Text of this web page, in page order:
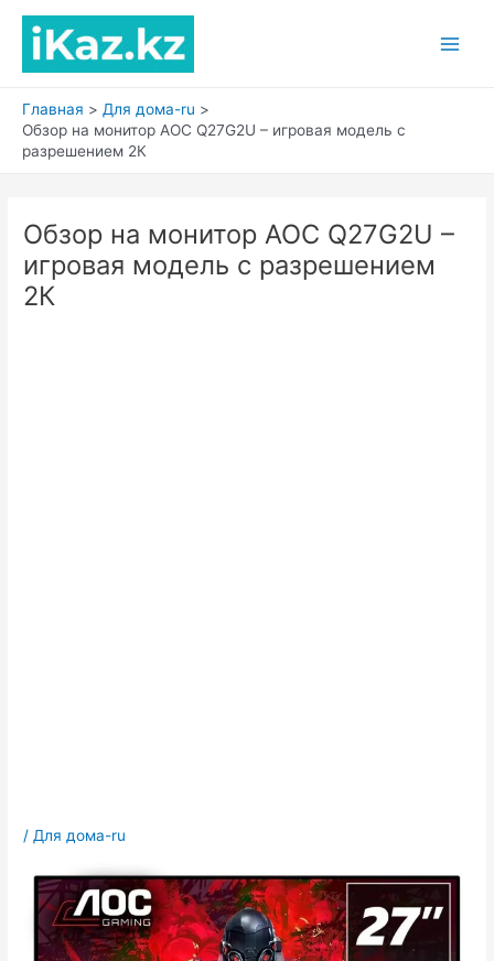
содержимому
Главная
Для дома-ru
Обзор на монитор AOC Q27G2U – игровая модель с
разрешением 2К
Обзор на монитор AOC Q27G2U –
игровая модель с разрешением
2К
/Для дома-ru